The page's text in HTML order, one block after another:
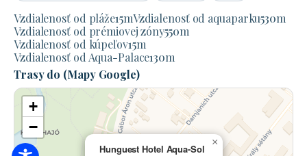
Vzdialenosť od pláže15mVzdialenosť od aquaparku530m
Vzdialenosť od prémiovej zóny550m
Vzdialenosť od kúpeľov15m
Vzdialenosť od Aqua-Palace130m
Trasy do (Mapy Google)
Hunguest Hotel Aqua-Sol
×
+
−